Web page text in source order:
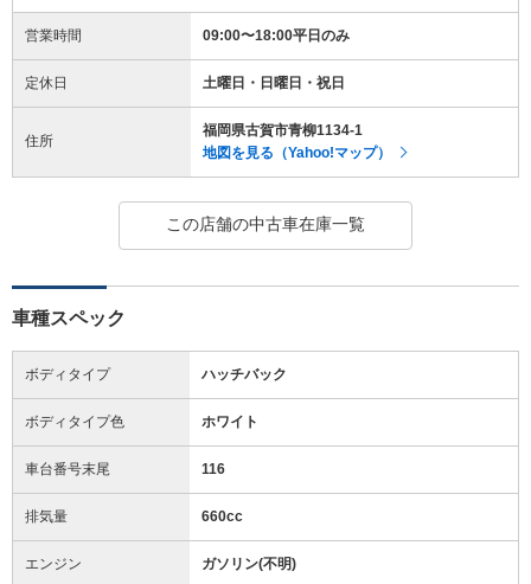
営業時間 09:00〜18:00平日のみ
定休日 土曜日・日曜日・祝日
住所
福岡県古賀市青柳1134-1
地図を見る（Yahoo!マップ）
この店舗の中古車在庫一覧
車種スペック
ボディタイプ ハッチバック
ボディタイプ色 ホワイト
車台番号末尾 116
排気量 660cc
エンジン ガソリン(不明)